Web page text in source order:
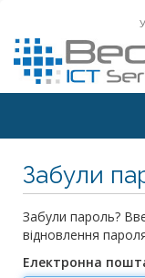
Забули
Забули пароль?
відновлення
Електронна